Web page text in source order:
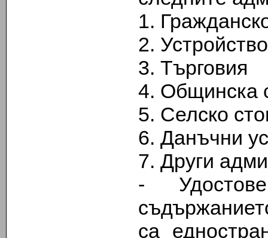
1.
2.
3. Търговия
4. Общинска
5. Селско
6. Данъчни
7. Други
-
са